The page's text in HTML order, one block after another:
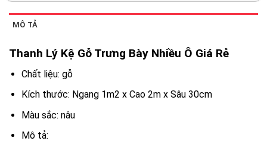
MÔ TẢ
Thanh Lý Kệ Gỗ Trưng Bày Nhiều Ô Giá Rẻ
Chất liệu: gỗ
Kích thước: Ngang 1m2 x Cao 2m x Sâu 30cm
Màu sắc: nâu
Mô tả: